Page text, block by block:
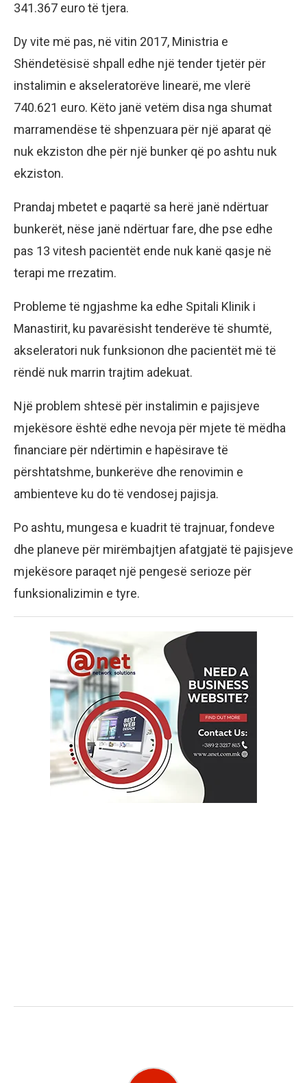
341.367 euro të tjera.
Dy vite më pas, në vitin 2017, Ministria e
Shëndetësisë shpall edhe një tender tjetër për
instalimin e akseleratorëve linearë, me vlerë
740.621 euro. Këto janë vetëm disa nga shumat
marramendëse të shpenzuara për një aparat që
nuk ekziston dhe për një bunker që po ashtu nuk
ekziston.
Prandaj mbetet e paqartë sa herë janë ndërtuar
bunkerët, nëse janë ndërtuar fare, dhe pse edhe
pas 13 vitesh pacientët ende nuk kanë qasje në
terapi me rrezatim.
Probleme të ngjashme ka edhe Spitali Klinik i
Manastirit, ku pavarësisht tenderëve të shumtë,
akseleratori nuk funksionon dhe pacientët më të
rëndë nuk marrin trajtim adekuat.
Një problem shtesë për instalimin e pajisjeve
mjekësore është edhe nevoja për mjete të mëdha
financiare për ndërtimin e hapësirave të
përshtatshme, bunkerëve dhe renovimin e
ambienteve ku do të vendosej pajisja.
Po ashtu, mungesa e kuadrit të trajnuar, fondeve
dhe planeve për mirëmbajtjen afatgjatë të pajisjeve
mjekësore paraqet një pengesë serioze për
funksionalizimin e tyre.